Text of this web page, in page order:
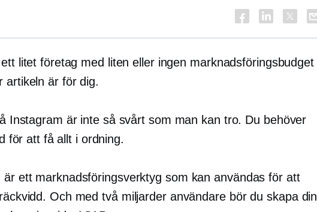
litet företag med liten eller ingen marknadsföringsbudget
är för dig.
Instagram är inte så svårt som man kan tro. Du behöver
för att få allt i ordning.
är ett marknadsföringsverktyg som kan användas för att
Och med två miljarder användare bör du skapa din